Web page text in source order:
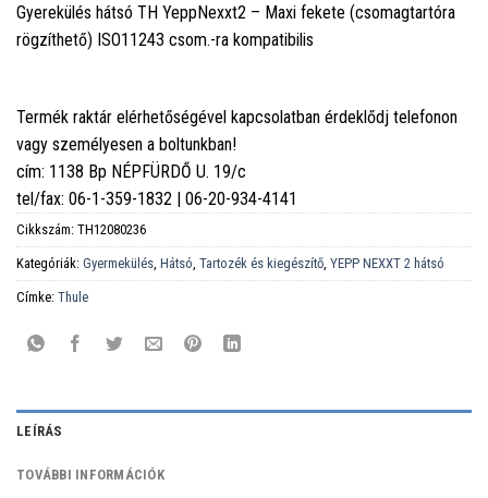
Gyerekülés hátsó TH YeppNexxt2 – Maxi fekete (csomagtartóra
rögzíthető) ISO11243 csom.-ra kompatibilis
Termék raktár elérhetőségével kapcsolatban érdeklődj telefonon
vagy személyesen a boltunkban!
cím: 1138 Bp NÉPFÜRDŐ U. 19/c
tel/fax: 06-1-359-1832 | 06-20-934-4141
Cikkszám: TH12080236
Kategóriák: Gyermekülés Hátsó Tartozék és kiegészítő YEPP NEXXT 2 hátsó
Címke: Thule
LEÍRÁS
TOVÁBBI INFORMÁCIÓK